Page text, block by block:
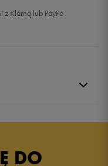
z Klarną lub PayPo
przez
DO